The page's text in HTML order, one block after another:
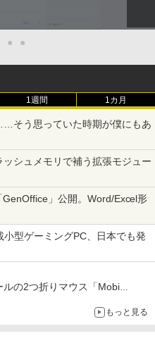
● ●
1週間 1カ月
そう思っていた時期が僕にもあ
シュメモリで補う拡張モジュー
」公開。Word/Excel形
型ゲーミングPC、日本でも発
の2つ折りマウス「Mobi
もっと見る